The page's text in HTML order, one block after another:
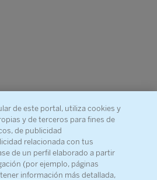
de este portal, utiliza cookies y
y de terceros para fines de
de publicidad
relacionada con tus
de un perfil elaborado a partir
(por ejemplo, páginas
información más detallada,